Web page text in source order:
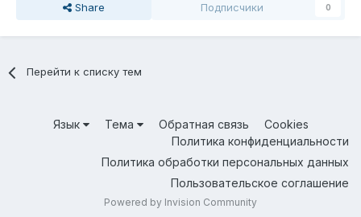
Share Подписчики 0
Перейти к списку тем
Язык Тема Обратная связь
Cookies
Политика конфиденциальности
Политика обработки персональных данных
Пользовательское соглашение
Powered by Invision Community